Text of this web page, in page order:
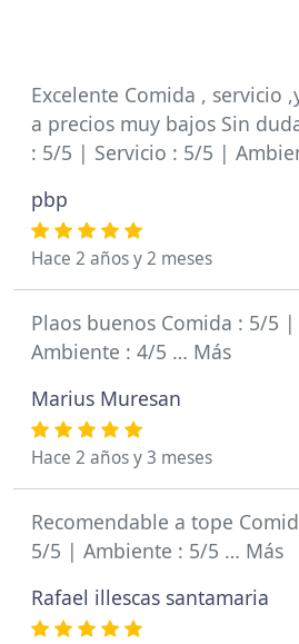
Excelente Comida , servicio
a precios muy bajos Sin
: 5/5 | Servicio : 5/5 |
pbp
Hace 2 años y 2 meses
Plaos buenos Comida : 5/5
Ambiente : 4/5 … Más
Marius Muresan
Hace 2 años y 3 meses
Recomendable a tope
5/5 | Ambiente : 5/5 … Más
Rafael illescas santamaria